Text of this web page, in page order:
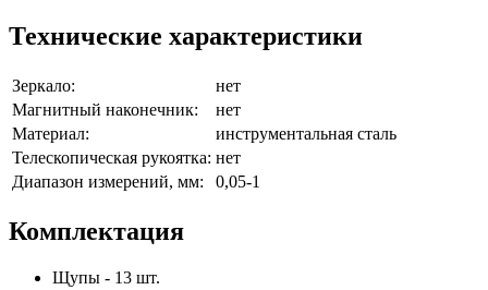
Технические характеристики
Зеркало:
нет
Магнитный наконечник:
нет
Материал:
инструментальная сталь
Телескопическая рукоятка: нет
Диапазон измерений, мм:
0,05-1
Комплектация
Щупы - 13 шт.